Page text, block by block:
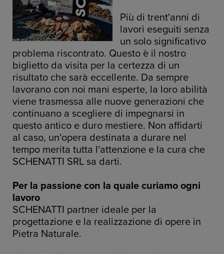
Più di trent'anni di
lavori eseguiti senza
un solo significativo
problema riscontrato. Questo è il nostro
biglietto da visita per la certezza di un
risultato che sarà eccellente. Da sempre
lavorano con noi mani esperte, la loro abilità
viene trasmessa alle nuove generazioni che
continuano a scegliere di impegnarsi in
questo antico e duro mestiere. Non affidarti
al caso, un'opera destinata a durare nel
tempo merita tutta l'attenzione e la cura che
SCHENATTI SRL sa darti.
Per la passione con la quale curiamo ogni
lavoro
SCHENATTI partner ideale per la
progettazione e la realizzazione di opere in
Pietra Naturale.